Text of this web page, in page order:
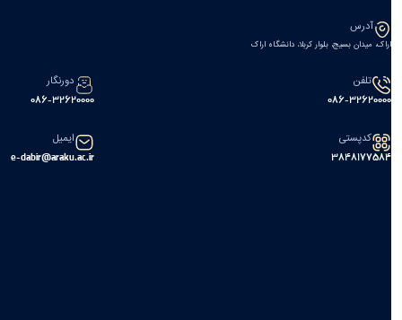
آدرس
اراک، میدان بسیج، بلوار کربلا، دانشگاه اراک
تلفن
086-32620000
دورنگار
086-32620000
کدپستی
۳۸۴۸۱۷۷۵۸۴
ایمیل
e-dabir@araku.ac.ir